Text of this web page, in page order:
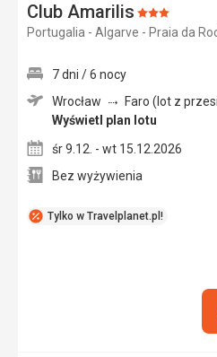
Club Amarilis Ocena:
3/5
Portugalia - Algarve - Praia da
Tylko w Travelplanet.pl!
7 dni / 6 nocy
Wrocław
Faro (lot z
Wyświetl plan lotu
śr 9.12. - wt 15.12.2026
Bez wyżywienia